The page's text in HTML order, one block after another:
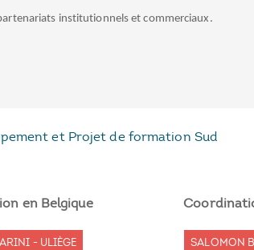
institutionnels et commerciaux.
et Projet de formation Sud
en Belgique
- ULIÈGE SALOMON